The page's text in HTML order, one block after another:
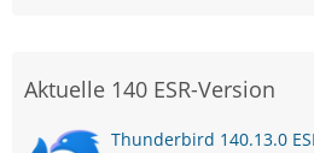
Aktuelle 140 ESR-Version
Thunderbird 140.13.0